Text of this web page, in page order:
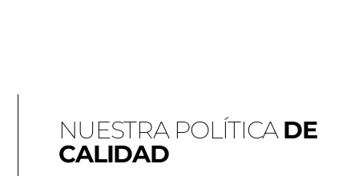
NUESTRA POLÍTICADE
CALIDAD